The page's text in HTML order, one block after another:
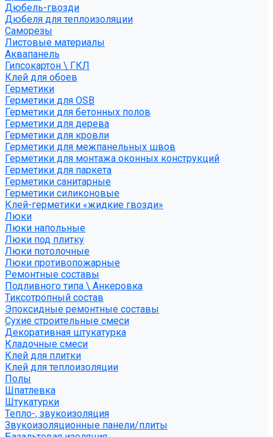
Дюбель-гвозди
Дюбеля для теплоизоляции
Саморезы
Листовые материалы
Аквапанель
Гипсокартон \ ГКЛ
Клей для обоев
Герметики
Герметики для OSB
Герметики для бетонных полов
Герметики для дерева
Герметики для кровли
Герметики для межпанельных швов
Герметики для монтажа оконных конструкций
Герметики для паркета
Герметики санитарные
Герметики силиконовые
Клей-герметики «жидкие гвозди»
Люки
Люки напольные
Люки под плитку
Люки потолочные
Люки противопожарные
Ремонтные составы
Подливного типа \ Анкеровка
Тиксотропный состав
Эпоксидные ремонтные составы
Сухие строительные смеси
Декоративная штукатурка
Кладочные смеси
Клей для плитки
Клей для теплоизоляции
Полы
Шпатлевка
Штукатурки
Тепло-, звукоизоляция
Звукоизоляционные панели/плиты